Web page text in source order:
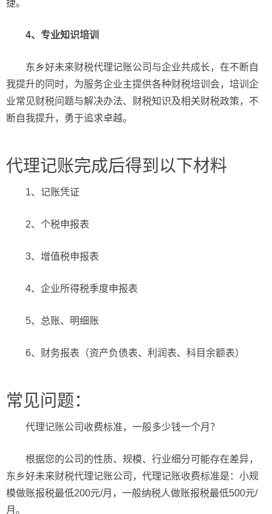
捷。
4、专业知识培训
东乡好未来财税代理记账公司与企业共成长，在不断自
我提升的同时，为服务企业主提供各种财税培训会，培训企
业常见财税问题与解决办法、财税知识及相关财税政策，不
断自我提升，勇于追求卓越。
代理记账完成后得到以下材料
1、记账凭证
2、个税申报表
3、增值税申报表
4、企业所得税季度申报表
5、总账、明细账
6、财务报表（资产负债表、利润表、科目余额表）
常见问题：
代理记账公司收费标准，一般多少钱一个月？
根据您的公司的性质、规模、行业细分可能存在差异，
东乡好未来财税代理记账公司，代理记账收费标准是：小规
模做账报税最低200元/月，一般纳税人做账报税最低500元/
月。